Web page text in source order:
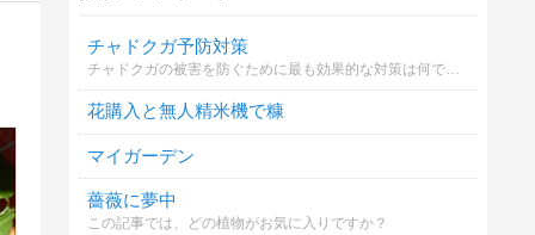
チャドクガ予防対策
チャドクガの被害を防ぐために最も効果的な対策は何ですか
花購入と無人精米機で糠
マイガーデン
薔薇に夢中
この記事では、どの植物がお気に入りですか？